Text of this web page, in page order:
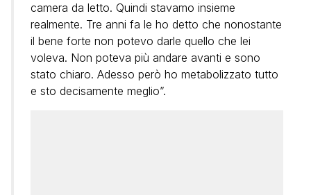
camera da letto. Quindi stavamo insieme
realmente. Tre anni fa le ho detto che nonostante
il bene forte non potevo darle quello che lei
voleva. Non poteva più andare avanti e sono
stato chiaro. Adesso però ho metabolizzato tutto
e sto decisamente meglio”.